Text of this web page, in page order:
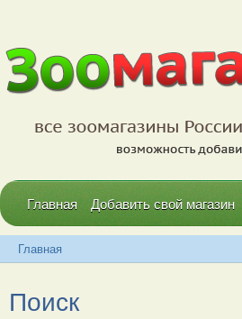
Главная Добавить свой магазин
Главная
Поиск